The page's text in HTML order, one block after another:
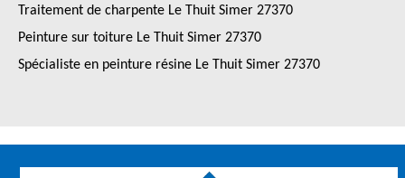
Traitement de charpente Le Thuit Simer 27370
Peinture sur toiture Le Thuit Simer 27370
Spécialiste en peinture résine Le Thuit Simer 27370